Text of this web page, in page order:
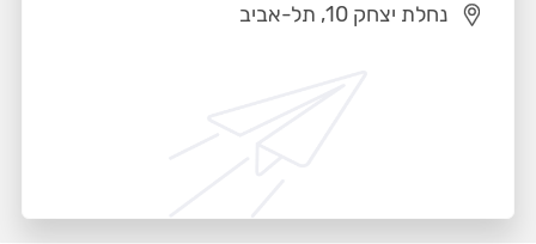
נחלת יצחק 10, תל-אביב